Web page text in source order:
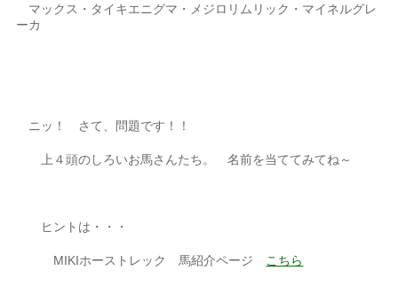
マックス・タイキエニグマ・メジロリムリック・マイネルグレ
ーカ
ニッ！ さて、問題です！！
上４頭のしろいお馬さんたち。 名前を当ててみてね～
ヒントは・・・
MIKIホーストレック 馬紹介ページ こちら